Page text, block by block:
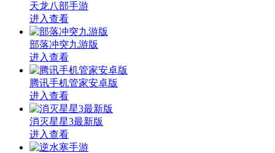
天龙八部手游
进入查看
部落冲突九游版
进入查看
腾讯手机管家安卓版
进入查看
消灭星星3最新版
进入查看